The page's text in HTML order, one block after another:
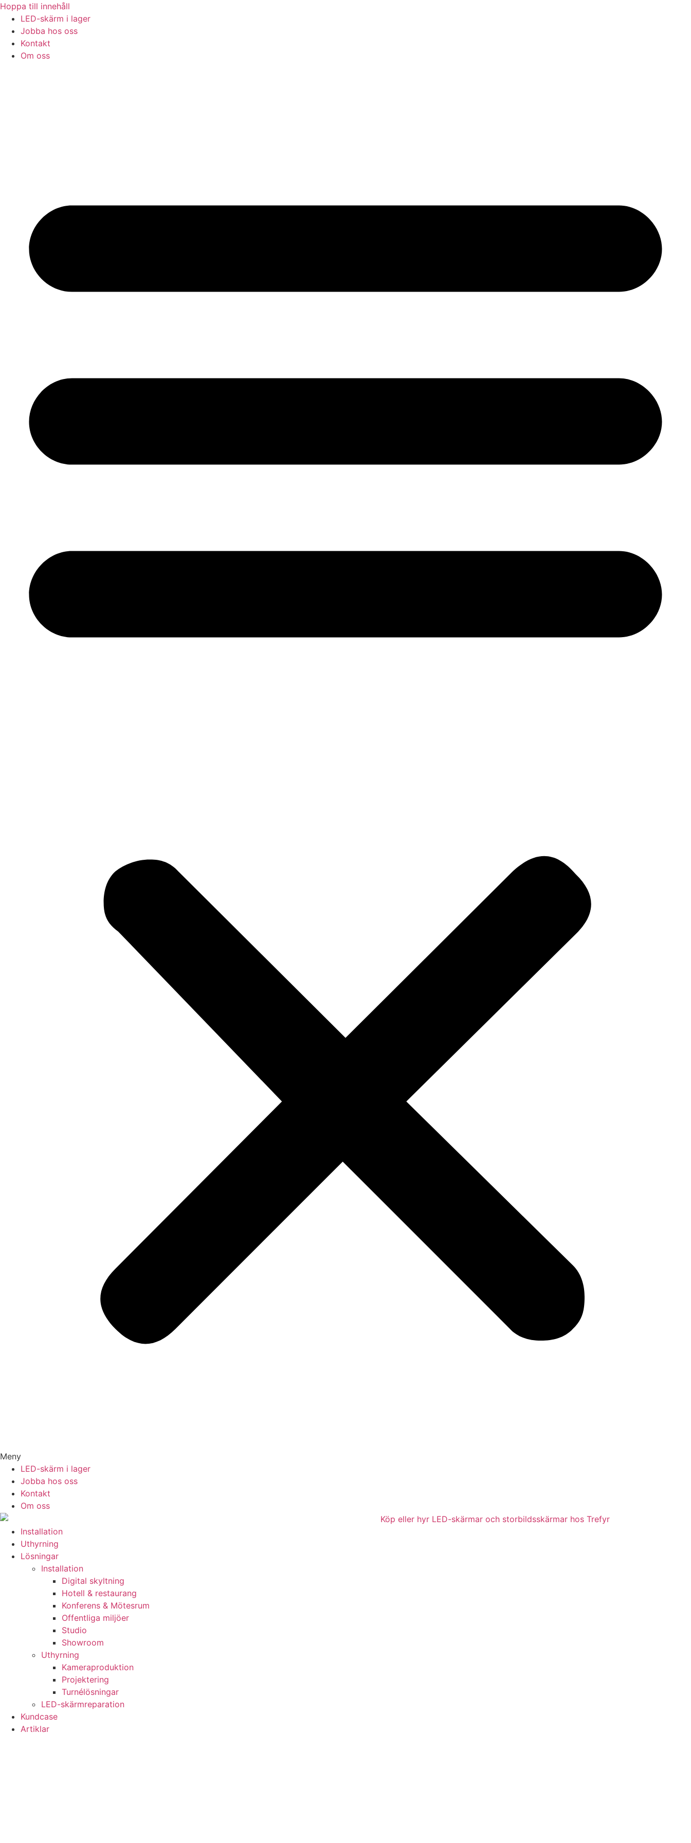
Hoppa till innehåll
LED-skärm i lager
Jobba hos oss
Kontakt
Om oss
Meny
LED-skärm i lager
Jobba hos oss
Kontakt
Om oss
Installation
Uthyrning
Lösningar
Installation
Digital skyltning
Hotell & restaurang
Konferens & Mötesrum
Offentliga miljöer
Studio
Showroom
Uthyrning
Kameraproduktion
Projektering
Turnélösningar
LED-skärmreparation
Kundcase
Artiklar